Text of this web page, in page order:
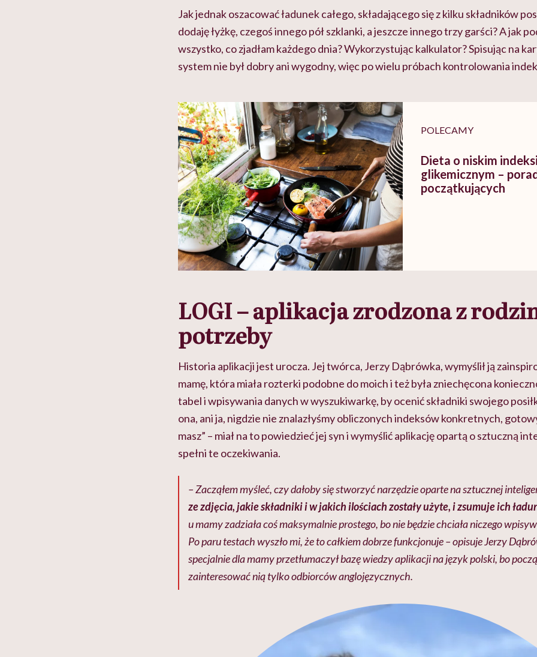
Jak jednak oszacować ładunek całego, składającego się z kilku składników
dodaję łyżkę, czegoś innego pół szklanki, a jeszcze innego trzy garści? A jak
wszystko, co zjadłam każdego dnia? Wykorzystując kalkulator? Spisując na
system nie był dobry ani wygodny, więc po wielu próbach kontrolowania
POLECAMY
Dieta o niskim
glikemicznym –
początkujących
LOGI – aplikacja zrodzona z
potrzeby
Historia aplikacji jest urocza. Jej twórca, Jerzy Dąbrówka, wymyślił ją
mamę, która miała rozterki podobne do moich i też była zniechęcona
tabel i wpisywania danych w wyszukiwarkę, by ocenić składniki swojego
ona, ani ja, nigdzie nie znalazłyśmy obliczonych indeksów konkretnych,
masz” – miał na to powiedzieć jej syn i wymyślić aplikację opartą o sztuczną
spełni te oczekiwania.
– Zacząłem myśleć, czy dałoby się stworzyć narzędzie oparte na sztucznej
ze zdjęcia, jakie składniki i w jakich ilościach zostały użyte, i zsumuje ich
u mamy zadziała coś maksymalnie prostego, bo nie będzie chciała niczego
Po paru testach wyszło mi, że to całkiem dobrze funkcjonuje– opisuje Jerzy
specjalnie dla mamy przetłumaczył bazę wiedzy aplikacji na język polski, bo
zainteresować nią tylko odbiorców anglojęzycznych.